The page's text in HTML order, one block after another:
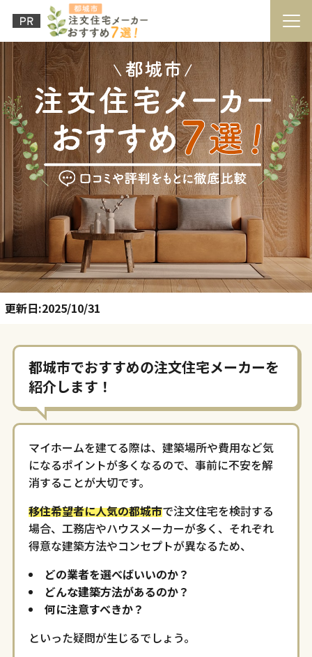
更新日:2025/10/31
都城市でおすすめの注文住宅メーカーを
紹介します！
マイホームを建てる際は、建築場所や費用など気
になるポイントが多くなるので、事前に不安を解
消することが大切です。
移住希望者に人気の都城市で注文住宅を検討する
場合、工務店やハウスメーカーが多く、それぞれ
得意な建築方法やコンセプトが異なるため、
どの業者を選べばいいのか？
どんな建築方法があるのか？
何に注意すべきか？
といった疑問が生じるでしょう。